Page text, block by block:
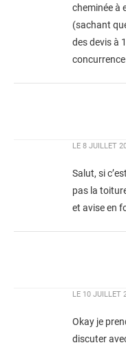
cheminée à
(sachant
des devis à
LE 8 JUILLET
Salut, si
pas la
et avise en
LE 10 JUILLET
Okay je
discuter